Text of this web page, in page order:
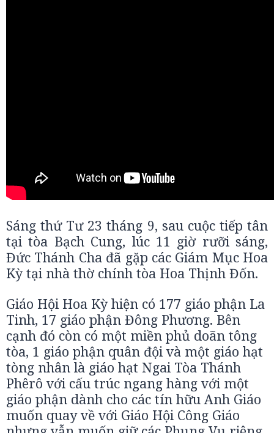
Sáng thứ Tư 23 tháng 9, sau cuộc tiếp tân
tại tòa Bạch Cung, lúc 11 giờ rưỡi sáng,
Đức Thánh Cha đã gặp các Giám Mục Hoa
Kỳ tại nhà thờ chính tòa Hoa Thịnh Đốn.
Giáo Hội Hoa Kỳ hiện có 177 giáo phận La
Tinh, 17 giáo phận Đông Phương. Bên
cạnh đó còn có một miền phủ doãn tông
tòa, 1 giáo phận quân đội và một giáo hạt
tòng nhân là giáo hạt Ngai Tòa Thánh
Phêrô với cấu trúc ngang hàng với một
giáo phận dành cho các tín hữu Anh Giáo
muốn quay về với Giáo Hội Công Giáo